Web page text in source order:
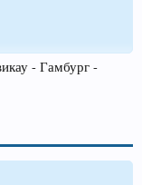
- Гамбург -